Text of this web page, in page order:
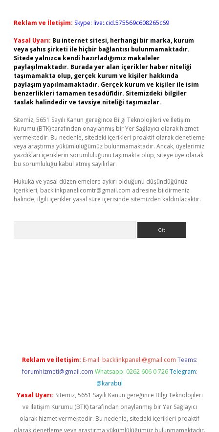
Reklam ve İletişim: Skype: live:.cid.575569c608265c69
Yasal Uyarı: Bu internet sitesi, herhangi bir marka, kurum
veya şahıs şirketi ile hiçbir bağlantısı bulunmamaktadır.
Sitede yalnızca kendi hazırladığımız makaleler
paylaşılmaktadır. Burada yer alan içerikler haber niteliği
taşımamakta olup, gerçek kurum ve kişiler hakkında
paylaşım yapılmamaktadır. Gerçek kurum ve kişiler ile isim
benzerlikleri tamamen tesadüfidir. Sitemizdeki bilgiler
taslak halindedir ve tavsiye niteliği taşımazlar.
Sitemiz, 5651 Sayılı Kanun gereğince Bilgi Teknolojileri ve İletişim
Kurumu (BTK) tarafından onaylanmış bir Yer Sağlayıcı olarak hizmet
vermektedir. Bu nedenle, sitedeki içerikleri proaktif olarak denetleme
veya araştırma yükümlülüğümüz bulunmamaktadır. Ancak, üyelerimiz
yazdıkları içeriklerin sorumluluğunu taşımakta olup, siteye üye olarak
bu sorumluluğu kabul etmiş sayılırlar.
Hukuka ve yasal düzenlemelere aykırı olduğunu düşündüğünüz
içerikleri, backlinkpanelicomtr@gmail.com adresine bildirmeniz
halinde, ilgili içerikler yasal süre içerisinde sitemizden kaldırılacaktır.
Reklam ve İletişim: E-mail: backlinkpaneli@gmail.com Teams:
forumhizmeti@gmail.com Whatsapp: 0262 606 0 726 Telegram:
@karabul
Yasal Uyarı: Sitemiz, 5651 Sayılı Kanun gereğince Bilgi Teknolojileri
ve İletişim Kurumu (BTK) tarafından onaylanmış bir Yer Sağlayıcı
olarak hizmet vermektedir. Bu nedenle, sitedeki içerikleri proaktif
olarak denetleme veya araştırma yükümlülüğümüz bulunmamaktadır.